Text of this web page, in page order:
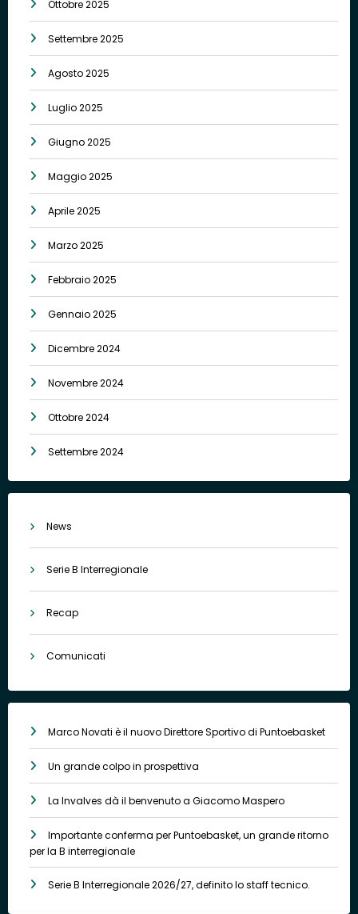
Ottobre 2025
Settembre 2025
Agosto 2025
Luglio 2025
Giugno 2025
Maggio 2025
Aprile 2025
Marzo 2025
Febbraio 2025
Gennaio 2025
Dicembre 2024
Novembre 2024
Ottobre 2024
Settembre 2024
News
Serie B Interregionale
Recap
Comunicati
Marco Novati è il nuovo Direttore Sportivo di Puntoebasket
Un grande colpo in prospettiva
La Invalves dà il benvenuto a Giacomo Maspero
Importante conferma per Puntoebasket, un grande ritorno
per la B interregionale
Serie B Interregionale 2026/27, definito lo staff tecnico.